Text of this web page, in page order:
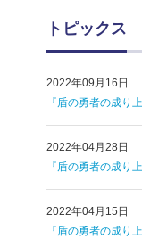
トピックス
2022年09月16日
『盾の勇者の成り
2022年04月28日
『盾の勇者の成り
2022年04月15日
『盾の勇者の成り